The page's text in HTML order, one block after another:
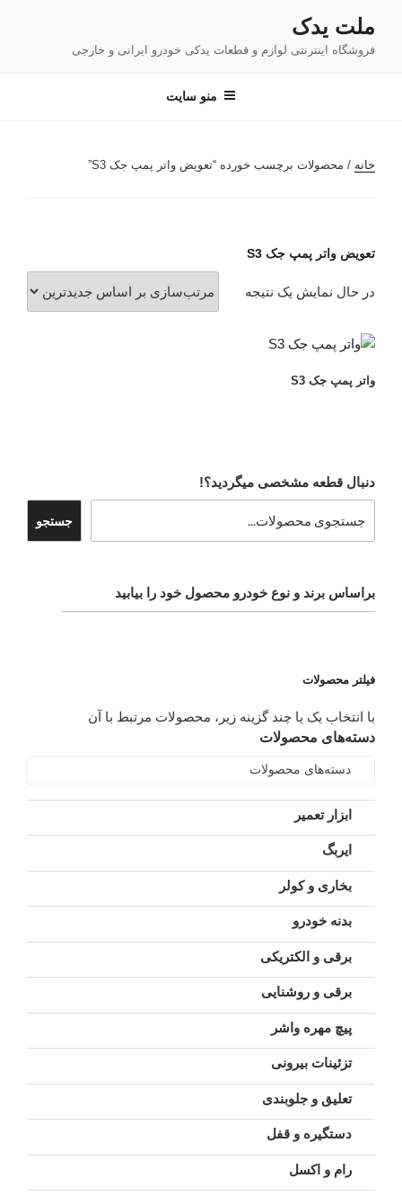
محتوا
ملت یدک
فروشگاه اینترنتی لوازم و قطعات یدکی خودرو ایرانی و خارجی
منو سایت
خانه / محصولات برچسب خورده “تعویض واتر پمپ جک S3”
تعویض واتر پمپ جک S3
در حال نمایش یک نتیجه
واتر پمپ جک S3
دنبال قطعه مشخصی میگردید؟!
جستجو
براساس برند و نوع خودرو محصول خود را بیابید
فیلتر محصولات
با انتخاب یک یا چند گزینه زیر، محصولات مرتبط با آن
دسته‌های محصولات
دسته‌های محصولات
ابزار تعمیر
ایربگ
بخاری و کولر
بدنه خودرو
برقی و الکتریکی
برقی و روشنایی
پیچ مهره واشر
تزئینات بیرونی
تعلیق و جلوبندی
دستگیره و قفل
رام و اکسل